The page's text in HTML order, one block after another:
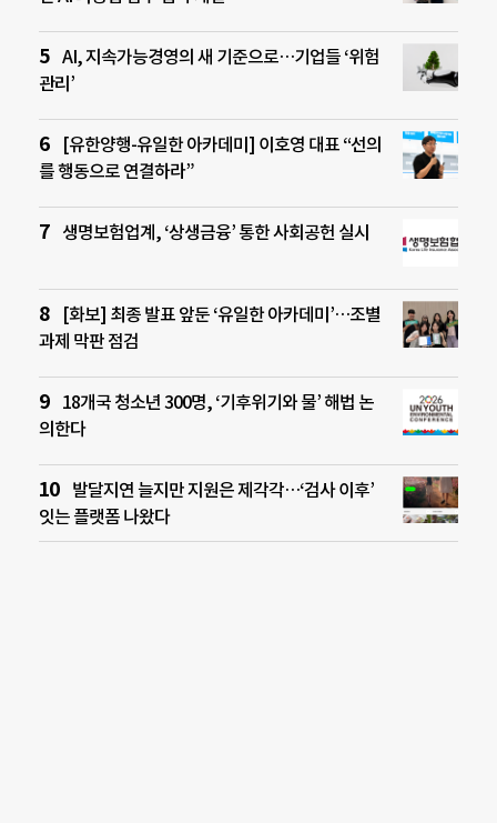
AI, 지속가능경영의 새 기준으로…기업들 ‘위험
관리’
[유한양행-유일한 아카데미] 이호영 대표 “선의
를 행동으로 연결하라”
생명보험업계, ‘상생금융’ 통한 사회공헌 실시
[화보] 최종 발표 앞둔 ‘유일한 아카데미’…조별
과제 막판 점검
18개국 청소년 300명, ‘기후위기와 물’ 해법 논
의한다
발달지연 늘지만 지원은 제각각…‘검사 이후’
잇는 플랫폼 나왔다